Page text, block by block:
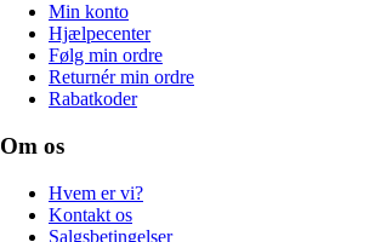
Min konto
Hjælpecenter
Følg min ordre
Returnér min ordre
Rabatkoder
Om os
Hvem er vi?
Kontakt os
Salgsbetingelser